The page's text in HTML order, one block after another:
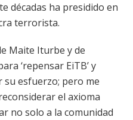
décadas ha presidido en
terrorista.
Maite Iturbe y de
‘repensar EiTB’ y
su esfuerzo; pero me
el axioma
no solo a la comunidad